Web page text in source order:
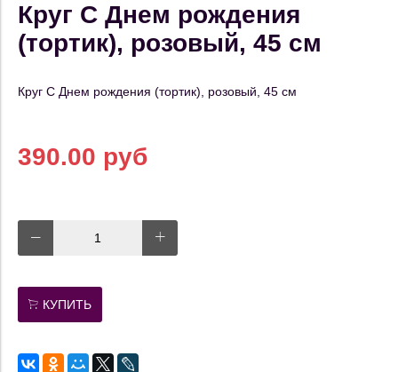
Круг С Днем рождения
(тортик), розовый, 45 см
Круг С Днем рождения (тортик), розовый, 45 см
390.00 руб
КУПИТЬ